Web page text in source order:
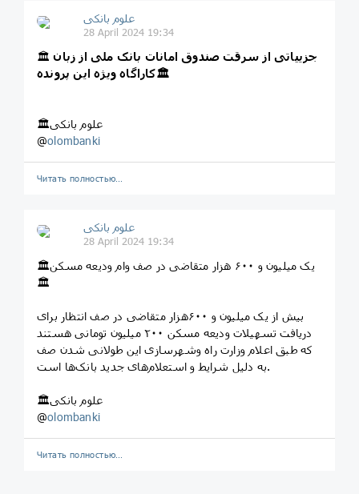
علوم بانکی
28 April 2024 19:34
🏛 جزییاتی از سرقت صندوق امانات بانک ملی از زبان
کاراگاه ویژه این پرونده🏛
🏛علوم بانکی
@olombanki
Читать полностью…
علوم بانکی
28 April 2024 19:34
🏛یک میلیون و ۶۰۰ هزار متقاضی در صف وام ودیعه مسکن
🏛
بیش از یک میلیون و ۶۰۰هزار متقاضی در صف انتظار برای
دریافت تسهیلات ودیعه مسکن ۲۰۰ میلیون تومانی هستند
که طبق اعلام وزارت راه وشهرسازی این طولانی شدن صف
به دلیل شرایط و استعلام‌های جدید بانک‌ها است.
🏛علوم بانکی
@olombanki
Читать полностью…